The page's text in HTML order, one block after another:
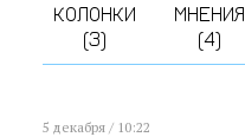
КОЛОНКИ
(3)
МНЕНИЯ
(4)
5 декабря / 10:22